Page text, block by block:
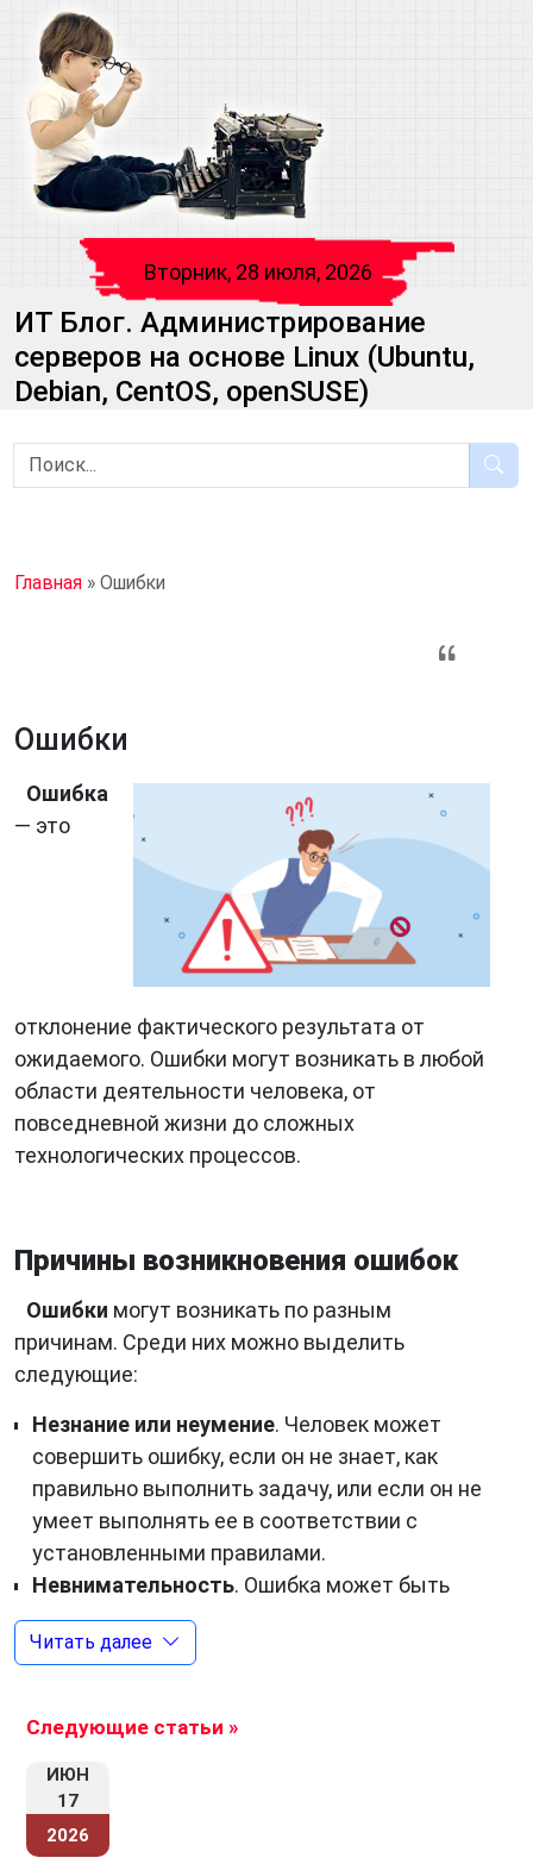
Вторник, 28 июля, 2026
ИТ Блог. Администрирование
серверов на основе Linux (Ubuntu,
Debian, CentOS, openSUSE)
Главная » Ошибки
Ошибки
Ошибка
— это
отклонение фактического результата от
ожидаемого. Ошибки могут возникать в любой
области деятельности человека, от
повседневной жизни до сложных
технологических процессов.
Причины возникновения ошибок
Ошибки могут возникать по разным
причинам. Среди них можно выделить
следующие:
Незнание или неумение. Человек может
совершить ошибку, если он не знает, как
правильно выполнить задачу, или если он не
умеет выполнять ее в соответствии с
установленными правилами.
Невнимательность. Ошибка может быть
вызвана невнимательностью или
рассеянностью. Человек может допустить
отвлечен другими мыслями.
Технический сбой
возникнуть из-за технического сбоя.
Например, компьютер может выдать
Читать далее
Следующие статьи »
ИЮН
17
2026